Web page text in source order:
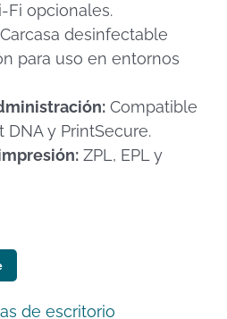
Fi opcionales.
Carcasa desinfectable
para uso en entornos
Compatible
DNA y PrintSecure.
ZPL, EPL y
de escritorio